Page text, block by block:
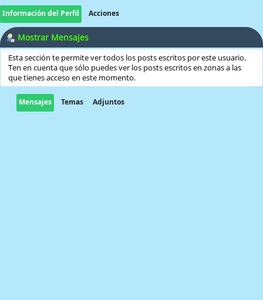
Información del Perfil Acciones
Mostrar Mensajes
Esta sección te permite ver todos los posts escritos por este usuario.
Ten en cuenta que sólo puedes ver los posts escritos en zonas a las
que tienes acceso en este momento.
Mensajes Temas Adjuntos